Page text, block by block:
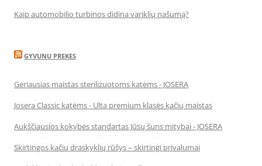
Kaip automobilio turbinos didina variklių našumą?
GYVUNU PREKES
Geriausias maistas sterilizuotoms katėms - JOSERA
Josera Classic katėms - Ulta premium klasės kačių maistas
Aukščiausios kokybės standartas Jūsų šuns mitybai - JOSERA
Skirtingos kačių draskyklių rūšys – skirtingi privalumai